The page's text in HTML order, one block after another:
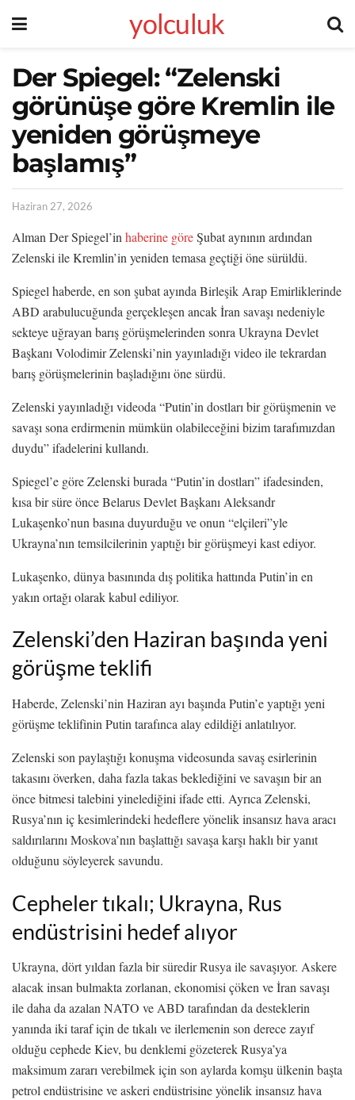
yolculuk
Der Spiegel: “Zelenski
görünüşe göre Kremlin ile
yeniden görüşmeye
başlamış”
Haziran 27, 2026
Alman Der Spiegel’in haberine göreŞubat aynının ardından
Zelenski ile Kremlin’in yeniden temasa geçtiği öne sürüldü.
Spiegel haberde, en son şubat ayında Birleşik Arap Emirliklerinde
ABD arabulucuğunda gerçekleşen ancak İran savaşı nedeniyle
sekteye uğrayan barış görüşmelerinden sonra Ukrayna Devlet
Başkanı Volodimir Zelenski’nin yayınladığı video ile tekrardan
barış görüşmelerinin başladığını öne sürdü.
Zelenski yayınladığı videoda “Putin’in dostları bir görüşmenin ve
savaşı sona erdirmenin mümkün olabileceğini bizim tarafımızdan
duydu” ifadelerini kullandı.
Spiegel’e göre Zelenski burada “Putin’in dostları” ifadesinden,
kısa bir süre önce Belarus Devlet Başkanı Aleksandr
Lukaşenko’nun basına duyurduğu ve onun “elçileri”yle
Ukrayna’nın temsilcilerinin yaptığı bir görüşmeyi kast ediyor.
Lukaşenko, dünya basınında dış politika hattında Putin’in en
yakın ortağı olarak kabul ediliyor.
Zelenski’den Haziran başında yeni
görüşme teklifi
Haberde, Zelenski’nin Haziran ayı başında Putin’e yaptığı yeni
görüşme teklifinin Putin tarafınca alay edildiği anlatılıyor.
Zelenski son paylaştığı konuşma videosunda savaş esirlerinin
takasını överken, daha fazla takas beklediğini ve savaşın bir an
önce bitmesi talebini yinelediğini ifade etti. Ayrıca Zelenski,
Rusya’nın iç kesimlerindeki hedeflere yönelik insansız hava aracı
saldırılarını Moskova’nın başlattığı savaşa karşı haklı bir yanıt
olduğunu söyleyerek savundu.
Cepheler tıkalı; Ukrayna, Rus
endüstrisini hedef alıyor
Ukrayna, dört yıldan fazla bir süredir Rusya ile savaşıyor. Askere
alacak insan bulmakta zorlanan, ekonomisi çöken ve İran savaşı
ile daha da azalan NATO ve ABD tarafından da desteklerin
yanında iki taraf için de tıkalı ve ilerlemenin son derece zayıf
olduğu cephede Kiev, bu denklemi gözeterek Rusya’ya
maksimum zararı verebilmek için son aylarda komşu ülkenin başta
petrol endüstrisine ve askeri endüstrisine yönelik insansız hava